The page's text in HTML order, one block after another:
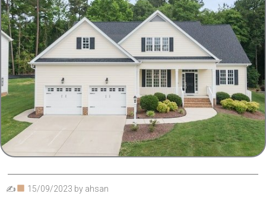
✍ 15/09/2023 by ahsan